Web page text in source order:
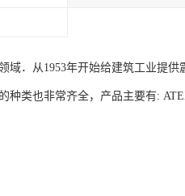
域．从1953年开始给建筑工业提
类也非常齐全，产品主要有: